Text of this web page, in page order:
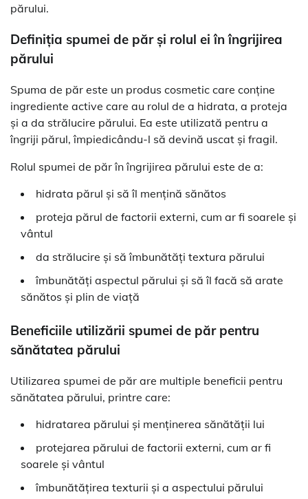
părului.
Definiția spumei de păr și rolul ei în îngrijirea
părului
Spuma de păr este un produs cosmetic care conține
ingrediente active care au rolul de a hidrata, a proteja
și a da strălucire părului. Ea este utilizată pentru a
îngriji părul, împiedicându-l să devină uscat și fragil.
Rolul spumei de păr în îngrijirea părului este de a:
hidrata părul și să îl mențină sănătos
proteja părul de factorii externi, cum ar fi soarele și
vântul
da strălucire și să îmbunătăți textura părului
îmbunătăți aspectul părului și să îl facă să arate
sănătos și plin de viață
Beneficiile utilizării spumei de păr pentru
sănătatea părului
Utilizarea spumei de păr are multiple beneficii pentru
sănătatea părului, printre care:
hidratarea părului și menținerea sănătății lui
protejarea părului de factorii externi, cum ar fi
soarele și vântul
îmbunătățirea texturii și a aspectului părului